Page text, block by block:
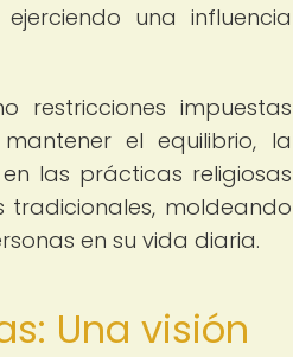
una influencia
restricciones impuestas
el equilibrio, la
las prácticas religiosas
moldeando
en su vida diaria.
Una visión